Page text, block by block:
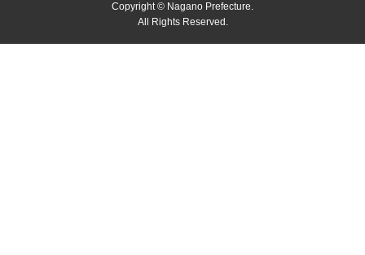
Copyright © Nagano Prefecture.
All Rights Reserved.